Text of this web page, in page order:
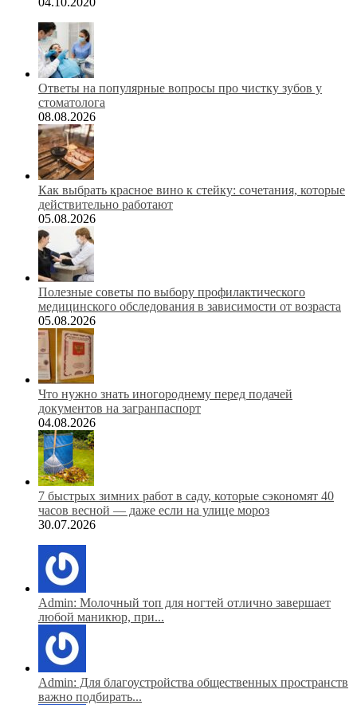
Ответы на популярные вопросы про чистку зубов у
стоматолога
08.08.2026
Как выбрать красное вино к стейку: сочетания, которые
действительно работают
05.08.2026
Полезные советы по выбору профилактического
медицинского обследования в зависимости от возраста
05.08.2026
Что нужно знать иногороднему перед подачей
документов на загранпаспорт
04.08.2026
7 быстрых зимних работ в саду, которые сэкономят 40
часов весной — даже если на улице мороз
30.07.2026
Admin: Молочный топ для ногтей отлично завершает
любой маникюр, при...
Admin: Для благоустройства общественных пространств
важно подбирать...